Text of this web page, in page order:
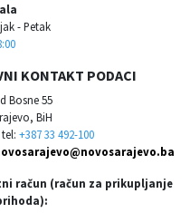
- Petak
KONTAKT PODACI
Bosne 55
BiH
+387 33 492-100
račun (račun za prikupljanje